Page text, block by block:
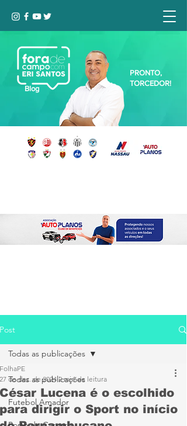
Blog
PRONTO,
TORCEDOR!
Post
Todas as publicações
Futebol Amador
Todas as publicações
César Lucena é o escolhido
para dirigir o Sport no início
FolhaPE
27 de dez. de 2024 2 min de leitura